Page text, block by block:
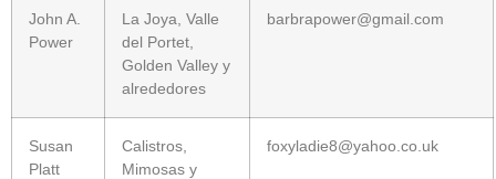
John A.
Power
La Joya, Valle
del Portet,
Golden Valley y
alrededores
barbrapower@gmail.com
Susan
Platt
Calistros,
Mimosas y
foxyladie8@yahoo.co.uk